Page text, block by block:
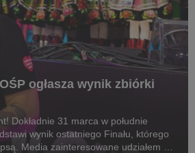
ogłasza wynik zbiórki
Dokładnie 31 marca w południe
wynik ostatniego Finału, którego
Media zainteresowane udziałem w